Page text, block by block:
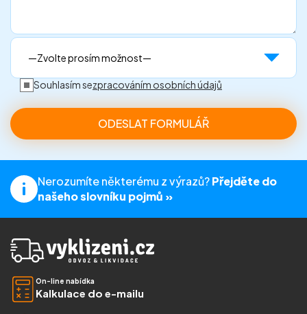
Souhlasím sezpracováním osobních údajů
Nerozumíte některému z výrazů?Přejděte do
našeho slovníku pojmů »
On-line nabídka
Kalkulace do e-mailu